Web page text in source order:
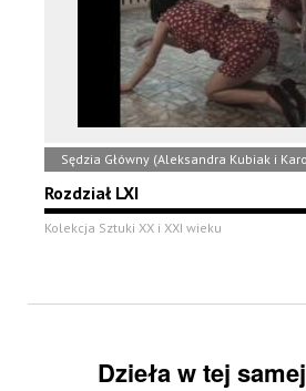
Sędzia Główny (Aleksandra Kubiak i
Rozdział LXI
Kolekcja Sztuki XX i XXI wieku
Dzieła w tej